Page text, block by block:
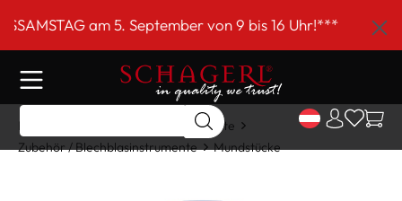
springenam 5. September von 9 bis 16 Uhr!***
Home
Blechblasinstrumente
Zubehör / Blechblasinstrumente
Mundstücke